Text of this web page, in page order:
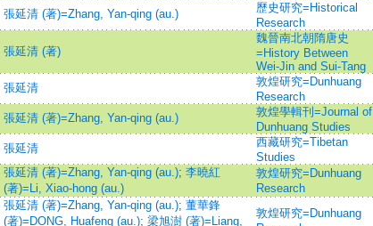
張延清 (著)=Zhang, Yan-qing (au.)
歷史研究=Historical
Research
張延清 (著)
魏晉南北朝隋唐史
=History Between
Wei-Jin and Sui-Tang
張延清
敦煌研究=Dunhuang
Research
張延清 (著)=Zhang, Yan-qing (au.)
敦煌學輯刊=Journal of
Dunhuang Studies
張延清
西藏研究=Tibetan
Studies
張延清 (著)=Zhang, Yan-qing (au.); 李曉紅
(著)=Li, Xiao-hong (au.)
敦煌研究=Dunhuang
Research
張延清 (著)=Zhang, Yan-qing (au.); 董華鋒
(著)=DONG, Huafeng (au.); 梁旭澍 (著)=Liang,
敦煌研究=Dunhuang